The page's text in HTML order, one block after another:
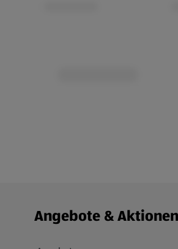
Fußzeilenmenü - weitere Links
Angebote & Aktionen